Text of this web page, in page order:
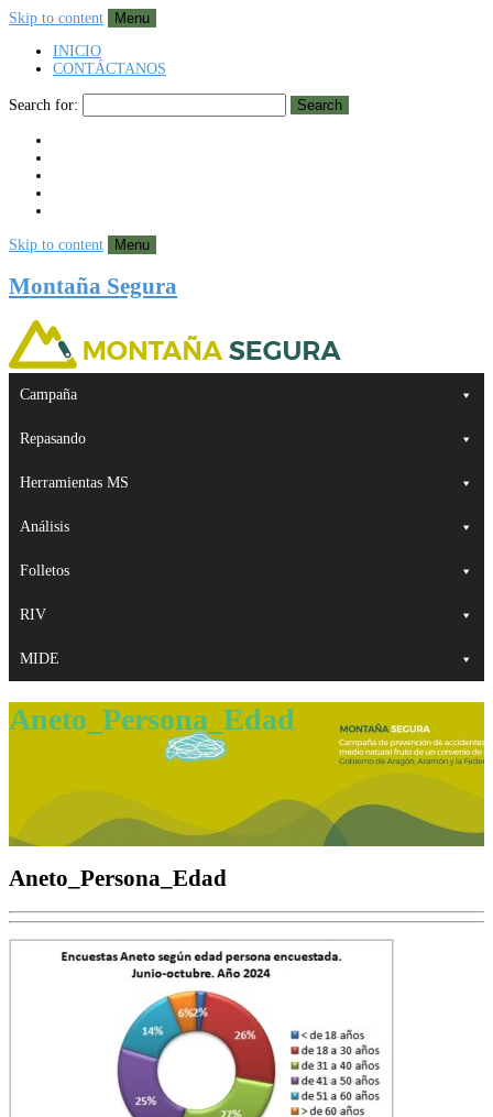
Skip to content
Menu
INICIO
CONTÁCTANOS
Search for: Search
Skip to content Menu
Montaña Segura
Campaña
Repasando
Herramientas MS
Análisis
Folletos
RIV
MIDE
Aneto_Persona_Edad
Aneto_Persona_Edad